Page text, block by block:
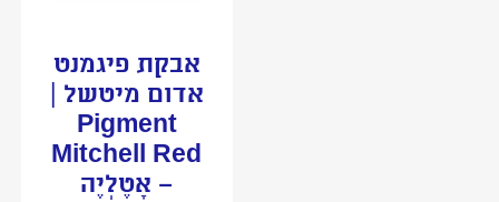
אבקת פיגמנט
אדום מיטשל |
Pigment
Mitchell Red
– אָטֶלְיֶה